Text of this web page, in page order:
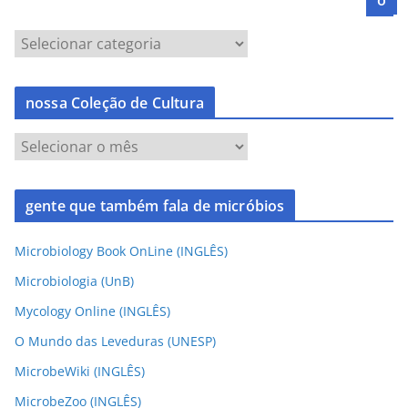
nossa Coleção de Cultura
gente que também fala de micróbios
Microbiology Book OnLine (INGLÊS)
Microbiologia (UnB)
Mycology Online (INGLÊS)
O Mundo das Leveduras (UNESP)
MicrobeWiki (INGLÊS)
MicrobeZoo (INGLÊS)